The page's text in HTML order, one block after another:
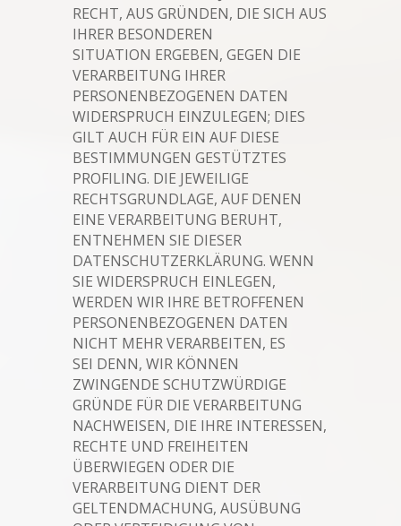
RECHT, AUS GRÜNDEN, DIE SICH AUS
IHRER BESONDEREN
SITUATION ERGEBEN, GEGEN DIE
VERARBEITUNG IHRER
PERSONENBEZOGENEN DATEN
WIDERSPRUCH EINZULEGEN; DIES
GILT AUCH FÜR EIN AUF DIESE
BESTIMMUNGEN GESTÜTZTES
PROFILING. DIE JEWEILIGE
RECHTSGRUNDLAGE, AUF DENEN
EINE VERARBEITUNG BERUHT,
ENTNEHMEN SIE DIESER
DATENSCHUTZERKLÄRUNG. WENN
SIE WIDERSPRUCH EINLEGEN,
WERDEN WIR IHRE BETROFFENEN
PERSONENBEZOGENEN DATEN
NICHT MEHR VERARBEITEN, ES
SEI DENN, WIR KÖNNEN
ZWINGENDE SCHUTZWÜRDIGE
GRÜNDE FÜR DIE VERARBEITUNG
NACHWEISEN, DIE IHRE INTERESSEN,
RECHTE UND FREIHEITEN
ÜBERWIEGEN ODER DIE
VERARBEITUNG DIENT DER
GELTENDMACHUNG, AUSÜBUNG